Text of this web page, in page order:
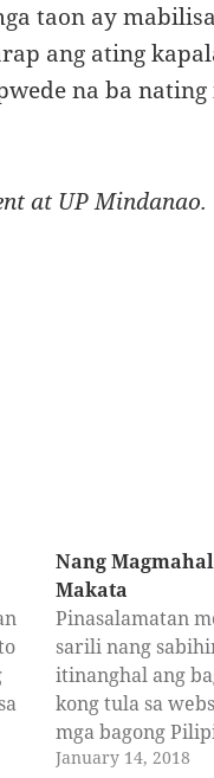
taon ay
ang ating
na ba
at UP Mindanao.
Nang
Makata
Pinasalamatan
sarili nang
itinanghal ang
kong tula sa
mga bagong
makata. Natawa
January 14, 2018